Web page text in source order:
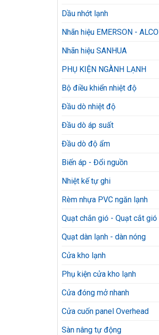
Dầu nhớt lạnh
Nhãn hiệu EMERSON - ALCO
Nhãn hiệu SANHUA
PHỤ KIỆN NGÀNH LẠNH
Bộ điều khiển nhiệt độ
Đầu dò nhiệt độ
Đầu dò áp suất
Đầu dò độ ẩm
Biến áp - Đổi nguồn
Nhiệt kế tự ghi
Rèm nhựa PVC ngăn lạnh
Quạt chắn gió - Quạt cắt gió
Quạt dàn lạnh - dàn nóng
Cửa kho lạnh
Phụ kiện cửa kho lạnh
Cửa đóng mở nhanh
Cửa cuốn panel Overhead
Sàn nâng tự động